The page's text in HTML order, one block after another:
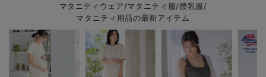
マタニティウェア/マタニティ服/授乳服/
マタニティ用品の最新アイテム